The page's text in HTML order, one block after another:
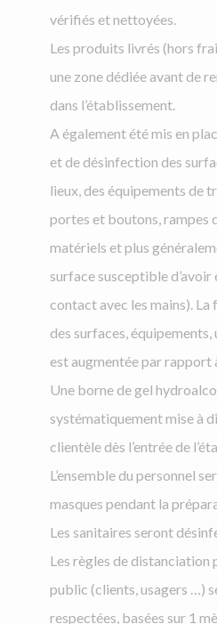
vérifiés et nettoyées.
Les produits livrés (hors
une zone dédiée avant de
dans l’établissement.
A également été mis en
et de désinfection des
lieux, des équipements de
portes et boutons, rampes
matériels et plus
surface susceptible d’avoir
contact avec les mains).
des surfaces,
est augmentée par rapport
Une borne de gel
systématiquement mise à
clientèle dès l’entrée de
L’ensemble du personnel
masques pendant la
Les sanitaires seront
Les règles de distanciation
public (clients, usagers …)
respectées, basées sur 1